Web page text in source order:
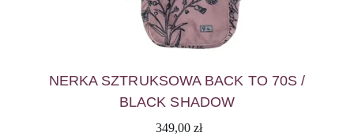
NERKA SZTRUKSOWA BACK TO 70S /
BLACK SHADOW
349,00 zł